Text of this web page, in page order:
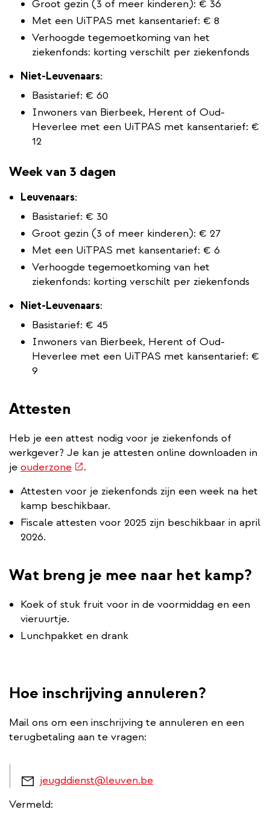
Groot gezin (3 of meer kinderen): € 36
Met een UiTPAS met kansentarief: € 8
Verhoogde tegemoetkoming van het
ziekenfonds: korting verschilt per ziekenfonds
Niet-Leuvenaars:
Basistarief: € 60
Inwoners van Bierbeek, Herent of Oud-
Heverlee met een UiTPAS met kansentarief: €
12
Week van 3 dagen
Leuvenaars:
Basistarief: € 30
Groot gezin (3 of meer kinderen): € 27
Met een UiTPAS met kansentarief: € 6
Verhoogde tegemoetkoming van het
ziekenfonds: korting verschilt per ziekenfonds
Niet-Leuvenaars:
Basistarief: € 45
Inwoners van Bierbeek, Herent of Oud-
Heverlee met een UiTPAS met kansentarief: €
9
Attesten
Heb je een attest nodig voor je ziekenfonds of
werkgever? Je kan je attesten online downloaden in
je ouderzone(externe
.
Attesten voor je ziekenfonds zijn een week na het
kamp beschikbaar.
Fiscale attesten voor 2025 zijn beschikbaar in april
2026.
Wat breng je mee naar het kamp?
Koek of stuk fruit voor in de voormiddag en een
vieruurtje.
Lunchpakket en drank
Hoe inschrijving annuleren?
Mail ons om een inschrijving te annuleren en een
terugbetaling aan te vragen:
jeugddienst@leuven.be
Vermeld: